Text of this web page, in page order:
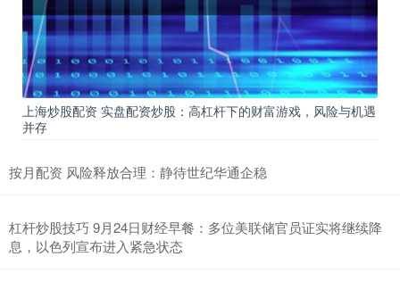
上海炒股配资 实盘配资炒股：高杠杆下的财富游戏，风险与机遇
并存
按月配资 风险释放合理：静待世纪华通企稳
杠杆炒股技巧 9月24日财经早餐：多位美联储官员证实将继续降
息，以色列宣布进入紧急状态